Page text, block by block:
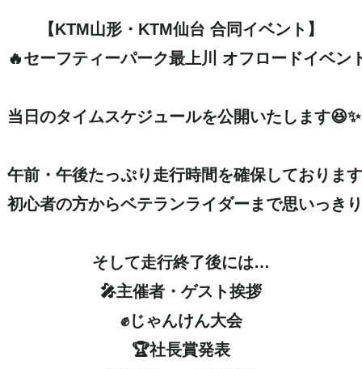
【KTM山形・KTM仙台 合同イベント】
🔥セーフティーパーク最上川 オフロードイベン
当日のタイムスケジュールを公開いたします😆✨
午前・午後たっぷり走行時間を確保しておりま
初心者の方からベテランライダーまで思いっき
そして走行終了後には…
🎤主催者・ゲスト挨拶
✊じゃんけん大会
🏆社長賞発表